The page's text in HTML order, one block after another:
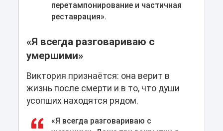
перетампонирование и частичная
реставрация».
«Я всегда разговариваю с
умершими»
Виктория признаётся: она верит в
жизнь после смерти и в то, что души
усопших находятся рядом.
«Я всегда разговариваю с